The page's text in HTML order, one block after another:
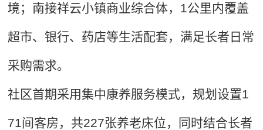
境；南接祥云小镇商业综合体，1公里内覆盖
超市、银行、药店等生活配套，满足长者日常
采购需求。
社区首期采用集中康养服务模式，规划设置1
71间客房，共227张养老床位，同时结合长者